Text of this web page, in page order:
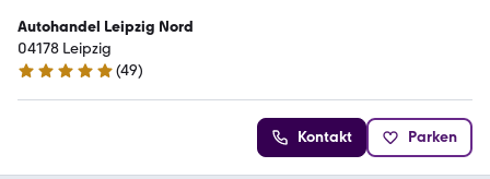
Autohandel Leipzig Nord
04178 Leipzig
4.9 Sterne
(49)
Kontakt Parken